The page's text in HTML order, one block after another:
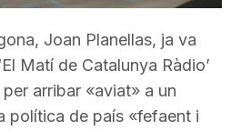
Joan Planellas, ja va
Matí de Catalunya Ràdio’
arribar «aviat» a un
política de país «fefaent i